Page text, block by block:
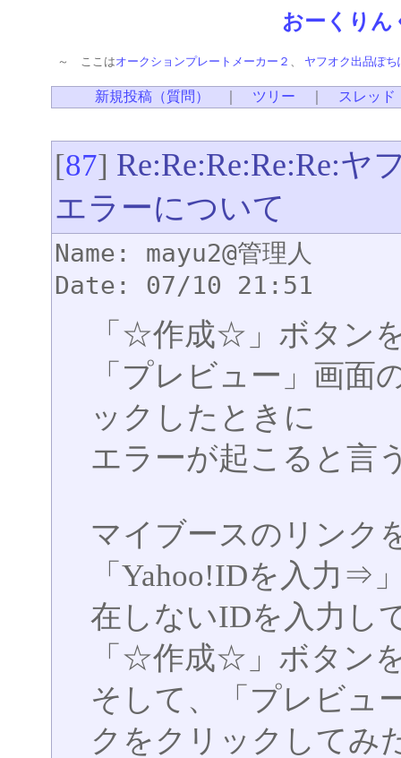
おーくりん
～ ここはオークションプレートメーカー２ ヤフオク出品ぽち
新規投稿（質問） ツリー スレッド
[87] Re:Re:Re:Re:Re:
エラーについて
Name: mayu2@管理人
Date: 07/10 21:51
「☆作成☆」ボタン
「プレビュー」画面
ックしたときに
エラーが起こると言
マイブースのリンク
「Yahoo!IDを入力⇒
在しないIDを入力し
「☆作成☆」ボタン
そして、「プレビュ
クをクリックしてみ